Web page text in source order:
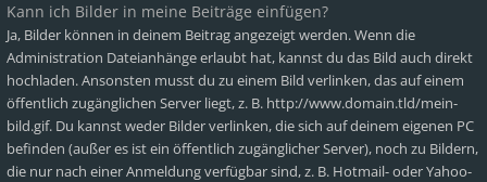
Kann ich Bilder in meine Beiträge einfügen?
Ja, Bilder können in deinem Beitrag angezeigt werden. Wenn die
Administration Dateianhänge erlaubt hat, kannst du das Bild auch direkt
hochladen. Ansonsten musst du zu einem Bild verlinken, das auf einem
öffentlich zugänglichen Server liegt, z. B. http://www.domain.tld/mein-
bild.gif. Du kannst weder Bilder verlinken, die sich auf deinem eigenen PC
befinden (außer es ist ein öffentlich zugänglicher Server), noch zu Bildern,
die nur nach einer Anmeldung verfügbar sind, z. B. Hotmail- oder Yahoo-